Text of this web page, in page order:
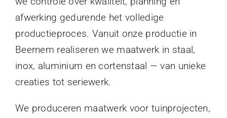
afwerking gedurende het volledige
productieproces. Vanuit onze productie in
Beernem realiseren we maatwerk in staal,
inox, aluminium en cortenstaal — van unieke
creaties tot seriewerk.
We produceren maatwerk voor tuinprojecten,